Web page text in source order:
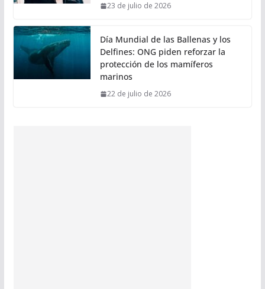
23 de julio de 2026
Día Mundial de las Ballenas y los
Delfines: ONG piden reforzar la
protección de los mamíferos
marinos
22 de julio de 2026